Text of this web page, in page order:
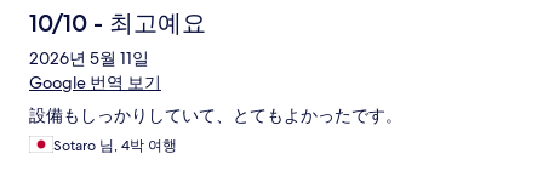
10/10 - 최고예요
2026년 5월 11일
Google 번역 보기
設備もしっかりしていて、とてもよかったです。
Sotaro 님, 4박 여행